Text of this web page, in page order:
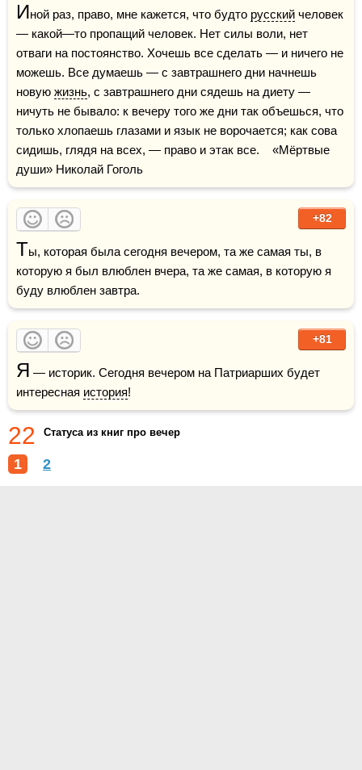
Иной раз, право, мне кажется, что будто русский человек
— какой—то пропащий человек. Нет силы воли, нет
отваги на постоянство. Хочешь все сделать — и ничего не
можешь. Все думаешь — с завтрашнего дни начнешь
новую жизнь, с завтрашнего дни сядешь на диету —
ничуть не бывало: к вечеру того же дни так объешься, что
только хлопаешь глазами и язык не ворочается; как сова
сидишь, глядя на всех, — право и этак все.    «Мёртвые
души» Николай Гоголь
+82
Ты, которая была сегодня вечером, та же самая ты, в
которую я был влюблен вчера, та же самая, в которую я
буду влюблен завтра.
+81
Я — историк. Сегодня вечером на Патриарших будет
интересная история!
22 Статуса из книг про вечер
1 2